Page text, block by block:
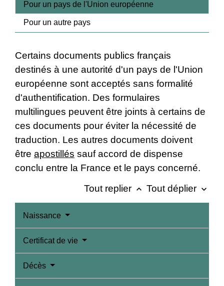
Pour un pays de l'Union européenne
Pour un autre pays
Certains documents publics français
destinés à une autorité d'un pays de l'Union
européenne sont acceptés sans formalité
d'authentification. Des formulaires
multilingues peuvent être joints à certains de
ces documents pour éviter la nécessité de
traduction. Les autres documents doivent
être apostillés sauf accord de dispense
conclu entre la France et le pays concerné.
Tout replier keyboard_arrow_up Tout déplier keyboard_arrow_down
Naissance
Certificat de vie
Décès